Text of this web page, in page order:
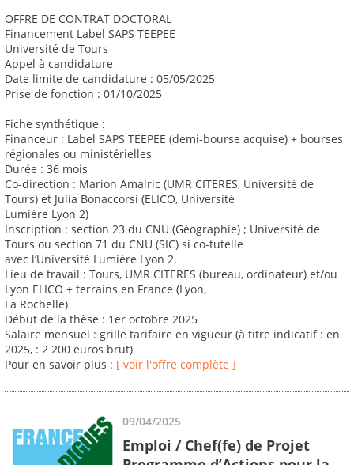
OFFRE DE CONTRAT DOCTORAL
Financement Label SAPS TEEPEE
Université de Tours
Appel à candidature
Date limite de candidature : 05/05/2025
Prise de fonction : 01/10/2025
Fiche synthétique :
Financeur : Label SAPS TEEPEE (demi-bourse acquise) + bourses
régionales ou ministérielles
Durée : 36 mois
Co-direction : Marion Amalric (UMR CITERES, Université de
Tours) et Julia Bonaccorsi (ELICO, Université
Lumière Lyon 2)
Inscription : section 23 du CNU (Géographie) ; Université de
Tours ou section 71 du CNU (SIC) si co-tutelle
avec l’Université Lumière Lyon 2.
Lieu de travail : Tours, UMR CITERES (bureau, ordinateur) et/ou
Lyon ELICO + terrains en France (Lyon,
La Rochelle)
Début de la thèse : 1er octobre 2025
Salaire mensuel : grille tarifaire en vigueur (à titre indicatif : en
2025, : 2 200 euros brut)
Pour en savoir plus : [ voir l'offre complète ]
09/04/2025
Emploi / Chef(fe) de Projet